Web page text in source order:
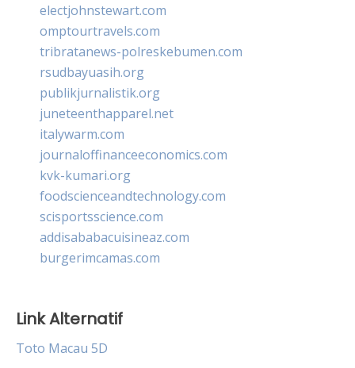
electjohnstewart.com
omptourtravels.com
tribratanews-polreskebumen.com
rsudbayuasih.org
publikjurnalistik.org
juneteenthapparel.net
italywarm.com
journaloffinanceeconomics.com
kvk-kumari.org
foodscienceandtechnology.com
scisportsscience.com
addisababacuisineaz.com
burgerimcamas.com
Link Alternatif
Toto Macau 5D